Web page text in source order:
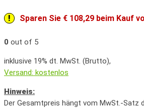
Sparen Sie € 108,29 beim Kauf
0 out of 5
inklusive 19% dt. MwSt. (Brutto),
Versand: kostenlos
Hinweis:
Der Gesamtpreis hängt vom MwSt.-Satz